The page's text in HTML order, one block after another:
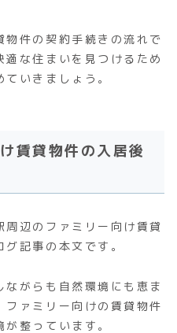
件の契約手続きの流れで
な住まいを見つけるため
いきましょう。
賃貸物件の入居後
周辺のファミリー向け賃貸
記事の本文です。
がらも自然環境にも恵ま
ァミリー向けの賃貸物件
整っています。